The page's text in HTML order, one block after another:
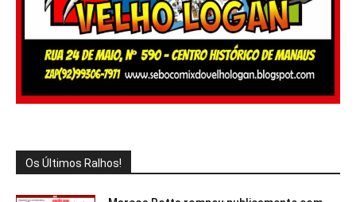
Os Últimos Ralhos!